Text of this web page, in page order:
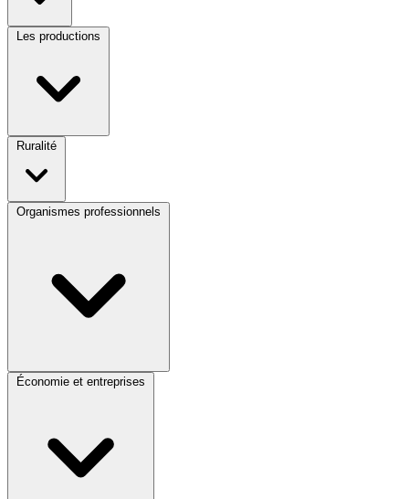
Les productions
Ruralité
Organismes professionnels
Économie et entreprises